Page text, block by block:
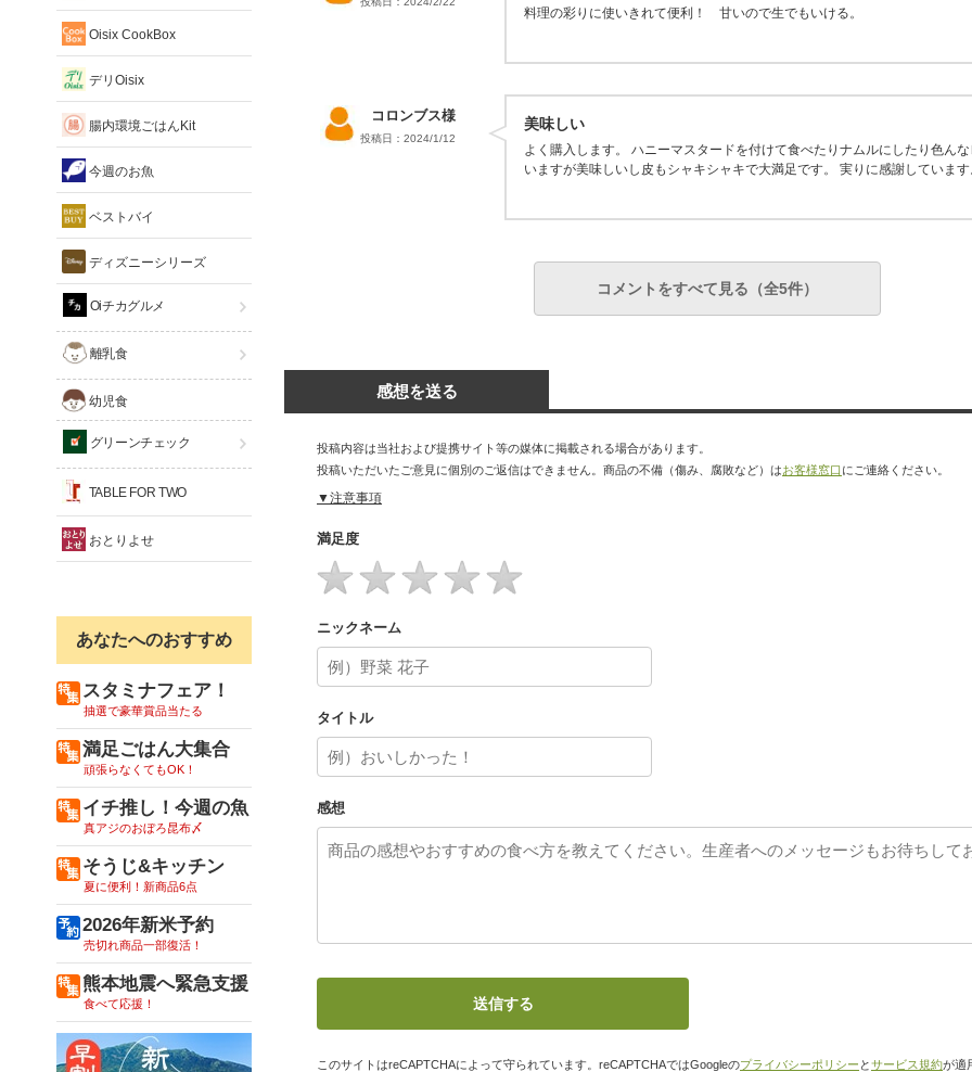
料理の彩りに使いきれて便利！ 甘いので生でもいける。
コロンブス様
投稿日：2024/1/12
美味しい
よく購入します。 ハニーマスタードを付けて食べたりナムルにしたり色ん
いますが美味しいし皮もシャキシャキで大満足です。 実りに感謝していま
コメントをすべて見る（全5件）
感想を送る
投稿内容は当社および提携サイト等の媒体に掲載される場合があります。
投稿いただいたご意見に個別のご返信はできません。商品の不備（傷み、腐敗など）はお客様窓口 にご連絡ください。
▼注意事項
満足度
ニックネーム
タイトル
感想
このサイトはreCAPTCHAによって守られています。reCAPTCHAではGoogleのプライバシーポリシー とサービス規約が適
Oisix CookBox
デリOisix
腸内環境ごはんKit
今週のお魚
ベストバイ
ディズニーシリーズ
Oiチカグルメ
離乳食
幼児食
グリーンチェック
TABLE FOR TWO
おとりよせ
あなたへのおすすめ
スタミナフェア！
抽選で豪華賞品当たる
満足ごはん大集合
頑張らなくてもOK！
イチ推し！今週の魚
真アジのおぼろ昆布〆
そうじ&キッチン
夏に便利！新商品6点
2026年新米予約
売切れ商品一部復活！
熊本地震へ緊急支援
食べて応援！